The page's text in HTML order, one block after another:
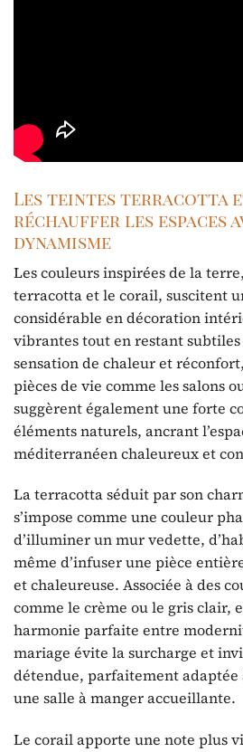
Les teintes terracotta
réchauffer les espaces
dynamisme
Les couleurs inspirées de la
terracotta et le corail, suscitent
considérable en décoration
vibrantes tout en restant
sensation de chaleur et
pièces de vie comme les salons
suggèrent également une forte
éléments naturels, ancrant
méditerranéen chaleureux et
La terracotta séduit par son
s’impose comme une couleur
d’illuminer un mur vedette,
même d’infuser une pièce
et chaleureuse. Associée à des
comme le crème ou le gris clair,
harmonie parfaite entre
mariage évite la surcharge et
détendue, parfaitement
une salle à manger accueillante.
Le corail apporte une note plus